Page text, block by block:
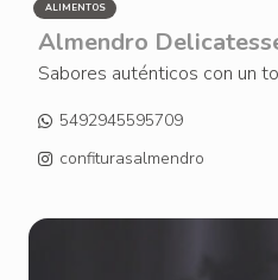
ALIMENTOS
Almendro
Sabores auténticos con un
5492945595709
confiturasalmendro